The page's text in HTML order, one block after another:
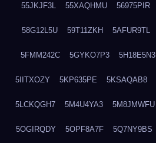
55JKJF3L 55XAQHMU 56975PIR
58G12L5U 59T11ZKH 5AFUR9TL
5FMM242C 5GYKO7P3 5H18E5N3
5IITXOZY 5KP635PE 5KSAQAB8
5LCKQGH7 5M4U4YA3 5M8JMWFU
5OGIRQDY 5OPF8A7F 5Q7NY9BS